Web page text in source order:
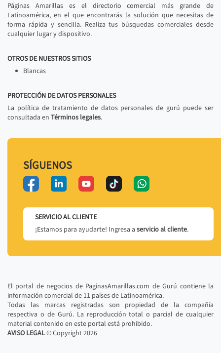
Páginas Amarillas es el directorio comercial más grande de
Latinoamérica, en el que encontrarás la solución que necesitas de
forma rápida y sencilla. Realiza tus búsquedas comerciales desde
cualquier lugar y dispositivo.
OTROS DE NUESTROS SITIOS
Blancas
PROTECCIÓN DE DATOS PERSONALES
La política de tratamiento de datos personales de gurú puede ser
consultada en Términos legales.
SÍGUENOS
SERVICIO AL CLIENTE
¡Estamos para ayudarte! Ingresa a servicio al cliente.
El portal de negocios de PaginasAmarillas.com de Gurú contiene la
información comercial de 11 países de Latinoamérica.
Todas las marcas registradas son propiedad de la compañía
respectiva o de Gurú. La reproducción total o parcial de cualquier
material contenido en este portal está prohibido.
AVISO LEGAL© Copyright2026